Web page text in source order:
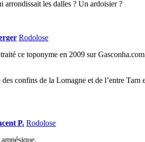
arrondissait les dalles ? Un ardoisier ?
Rodolose
ce toponyme en 2009 sur
confins de la Lomagne et de l’entre
P. Rodolose